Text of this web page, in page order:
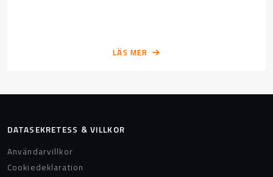
LÄS MER
DATASEKRETESS & VILLKOR
Användarvillkor
Cookiedeklaration